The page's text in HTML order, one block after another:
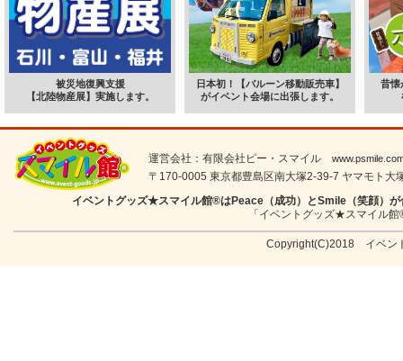
被災地復興支援
【北陸物産展】実施します。
日本初！【バルーン移動販売車】
がイベント会場に出張します。
昔懐
運営会社：有限会社ピー・スマイル
〒170-0005 東京都豊島区南大塚2-39-7 ヤマモト
イベントグッズ★スマイル館®はPeace（成功）とSmile（笑顔）
「イベントグッズ★スマイル
Copyright(C)2018 イベン